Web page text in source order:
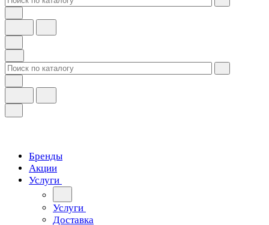
Бренды
Акции
Услуги
Услуги
Доставка